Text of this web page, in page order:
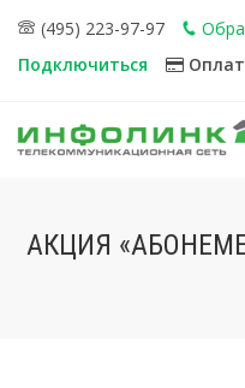
(495) 223-97-97
Подключиться
АКЦИЯ